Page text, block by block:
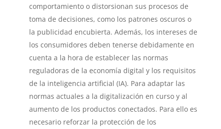
comportamiento o distorsionan sus procesos de
toma de decisiones, como los patrones oscuros o
la publicidad encubierta. Además, los intereses de
los consumidores deben tenerse debidamente en
cuenta a la hora de establecer las normas
reguladoras de la economía digital y los requisitos
de la inteligencia artificial (IA). Para adaptar las
normas actuales a la digitalización en curso y al
aumento de los productos conectados. Para ello es
necesario reforzar la protección de los